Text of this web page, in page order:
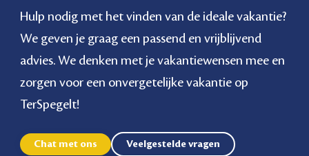
Hulp nodig met het vinden van de ideale vakantie?
We geven je graag een passend en vrijblijvend
advies. We denken met je vakantiewensen mee en
zorgen voor een onvergetelijke vakantie op
TerSpegelt!
Chat met ons Veelgestelde vragen